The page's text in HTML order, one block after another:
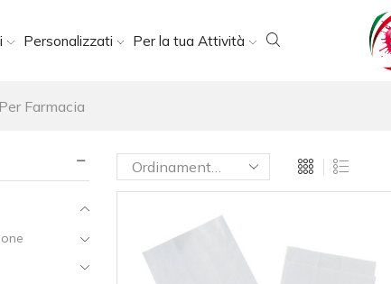
Personalizzati Per la tua Attività
Farmacia